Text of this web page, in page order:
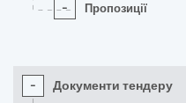
- Пропозиції
- Документи тендеру